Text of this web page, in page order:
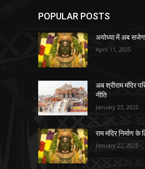
POPULAR POSTS
अयोध्या में अब सजेगा
April 11, 2025
अब श्रीराम मंदिर
नीति
January 23, 2025
राम मंदिर निर्माण के
January 22, 2025